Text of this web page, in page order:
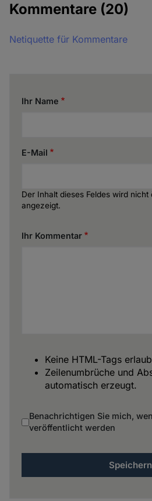
Kommentare (20)
Netiquette für Kommentare
Ihr Name
E-Mail
Der Inhalt dieses Feldes wird
angezeigt.
Ihr Kommentar
Keine HTML-Tags
Zeilenumbrüche und
automatisch erzeugt.
Benachrichtigen Sie mich,
veröffentlicht werden